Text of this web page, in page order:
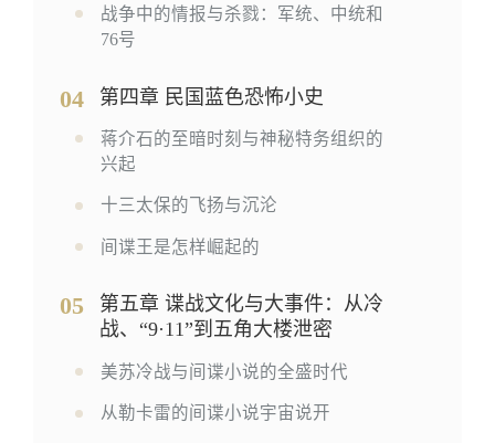
战争中的情报与杀戮：军统、中统和
76号
04 第四章 民国蓝色恐怖小史
蒋介石的至暗时刻与神秘特务组织的
兴起
十三太保的飞扬与沉沦
间谍王是怎样崛起的
05
第五章 谍战文化与大事件：从冷
战、“9·11”到五角大楼泄密
美苏冷战与间谍小说的全盛时代
从勒卡雷的间谍小说宇宙说开